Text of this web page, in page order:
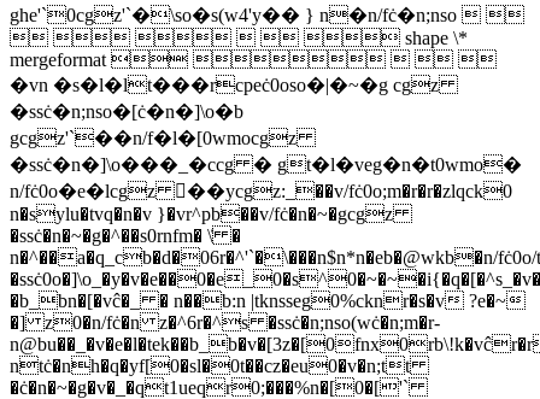
ghe'`0cgz'`�\so�s(w4'y�� } n�n/fċ�n;nso  
      shape \*
mergeformat     
�vn �s�l�lt���rcpeċ0oso�|�~�g cgz
�ssċ�n;nso�[ċ�n�]\o�b
gcgz'`��n/f�l�[0wmocgz
�ssċ�n�]\o���_�ccg � gt�l�veg�n�t0wmo�
n/fċ0o�e�lcgz �ُ�ycgz:_��v/fċ0o;m�r�r�zlqck0
n�sylu�tvq�n�v }�vr^pb��v/fċ�n�~�gcgz
�ssċ�n�~�g�^��s0rnfm� \͑ �
n�^��a�q_cb�d�06r�^'`�\���n$n*n�eb�@wkb�n/
�b_bn�[�vĉ�_ � n��b:n |tknsseg0%cknr�s�v ?e�~
�] z0�n/fċ�n z�^6r�^s �ssċ�n;nso(wċ�n;m�r-
ntċ�nh�q�yf[0�sl�0t��cz�eu0�v�n;tt
�ċ�n�~�g�v�_�qt1ueqr0;���%n�[0�['`